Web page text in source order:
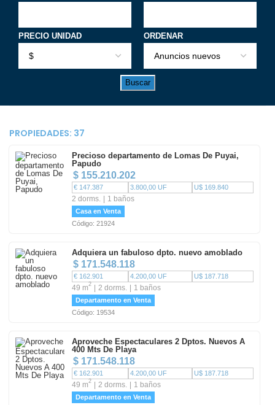
PRECIO UNIDAD ORDENAR
PROPIEDADES: 37
Precioso departamento de Lomas De Puyai,
Papudo
$ 155.210.202
€ 147.387 3.800,00 UF U$ 169.840
2 dorms. 1 baños
Casa en Venta
Código: 21924
Adquiera un fabuloso dpto. nuevo amoblado
$ 171.548.118
€ 162.901 4.200,00 UF U$ 187.718
49 m2 2 dorms. 1 baños
Departamento en Venta
Código: 19534
Aproveche Espectaculares 2 Dptos. Nuevos A
400 Mts De Playa
$ 171.548.118
€ 162.901 4.200,00 UF U$ 187.718
49 m2 2 dorms. 1 baños
Departamento en Venta